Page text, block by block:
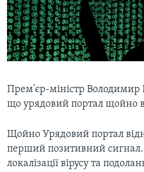
СУСПІЛЬСТВО
ЕКОНОМІКА
ІСТОРІЇ УСПІХУ УКРАЇНЦІВ
ТЕЛЕПРОГРАМИ
ЧАС-TIME
СТУДІЯ ВАШИНГТОН
ВІКНО В АМЕРИКУ
ПОГЛЯД З ВАШИНГТОНА
ENGLISH
МИ В СОЦМЕРЕЖАХ
Мови
Прем'єр-міністр Володимир
що урядовий портал щойно
Щойно Урядовий портал
перший позитивний сигнал.
локалізації вірусу та